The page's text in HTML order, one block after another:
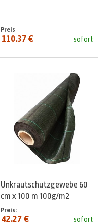
sofort
Preis
seit:
110.37 €
Unkrautschutzgewebe 60
cm x 100 m 100g/m2
sofort
Preis:
42.27 €